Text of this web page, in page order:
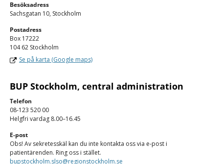
Besöksadress
Sachsgatan 10, Stockholm
Postadress
Box 17222
104 62 Stockholm
Se på karta (Google maps)
BUP Stockholm, central administration
Telefon
08-123 520 00
Helgfri vardag 8.00–16.45
E-post
Obs! Av sekretesskäl kan du inte kontakta oss via e-post i
patientärenden. Ring oss i stället.
bupstockholm.slso@regionstockholm.se